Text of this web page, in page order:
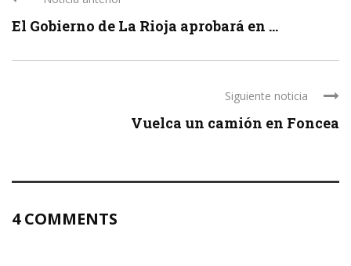
El Gobierno de La Rioja aprobará en ...
Siguiente noticia
Vuelca un camión en Foncea
4 COMMENTS